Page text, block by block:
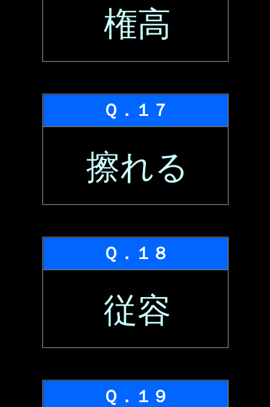
権高
Ｑ．１７
擦れる
Ｑ．１８
従容
Ｑ．１９